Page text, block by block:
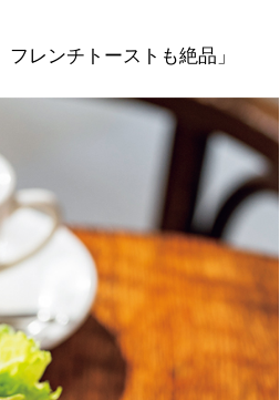
レンチトーストも絶品」